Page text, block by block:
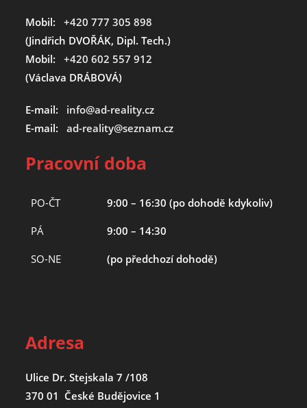
Mobil:+420 777 305 898
(Jindřich DVOŘÁK, Dipl. Tech.)
Mobil:+420 602 557 912
(Václava DRÁBOVÁ)
E-mail: info@ad-reality.cz
E-mail:ad-reality@seznam.cz
Pracovní doba
PO-ČT 9:00 – 16:30 (po dohodě kdykoliv)
PÁ 9:00 – 14:30
SO-NE (po předchozí dohodě)
Adresa
Ulice Dr. Stejskala 7 /108
370 01 České Budějovice 1